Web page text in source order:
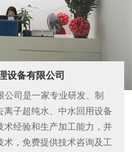
设备有限公司
司是一家专业研发、制
子超纯水、中水回用设备
术经验和生产加工能力，并
，免费提供技术咨询及工